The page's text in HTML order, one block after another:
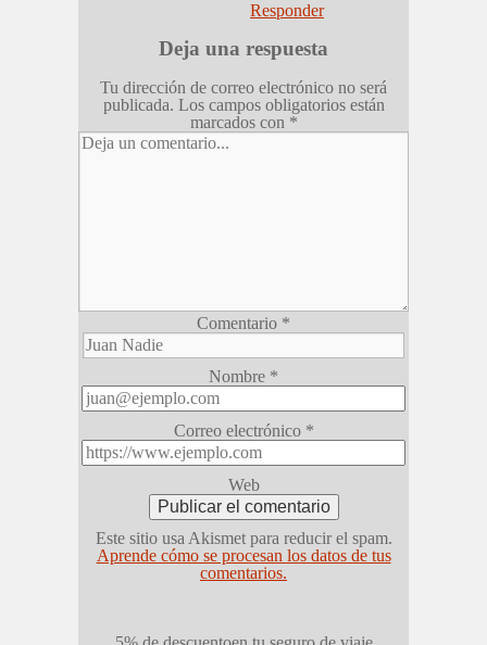
Responder
Deja una respuesta
Tu dirección de correo electrónico no será
publicada. Los campos obligatorios están
marcados con *
Comentario *
Nombre *
Correo electrónico *
Web
Este sitio usa Akismet para reducir el spam.
Aprende cómo se procesan los datos de tus
comentarios.